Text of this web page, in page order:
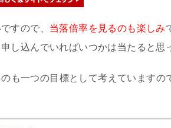
すので、 当落倍率を見るのも楽しみ
し込んでいればいつかは当たると思
も一つの目標として考えていますの